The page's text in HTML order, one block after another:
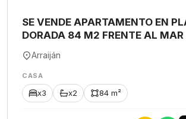
SE VENDE APARTAMENTO EN
DORADA 84 M2 FRENTE AL MAR
Arraiján
CASA
x3 x2 84 m²